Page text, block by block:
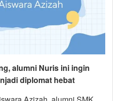
alumni Nuris ini ingin
diplomat hebat